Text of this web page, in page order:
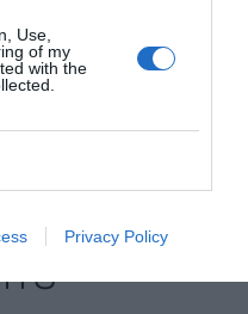
Use,
of my
with the
Privacy Policy